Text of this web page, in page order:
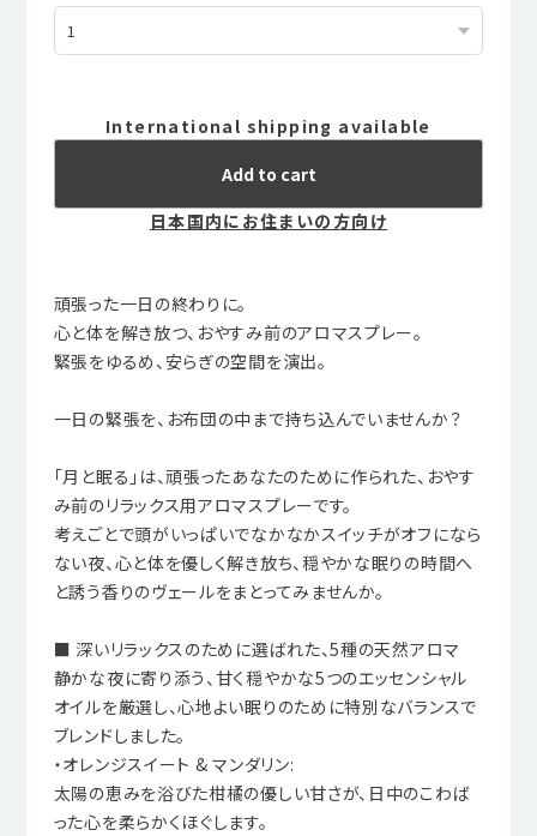
International shipping available
Add to cart
日本国内にお住まいの方向け
頑張った一日の終わりに。
心と体を解き放つ、おやすみ前のアロマスプレー。
緊張をゆるめ、安らぎの空間を演出。
一日の緊張を、お布団の中まで持ち込んでいませんか？
「月と眠る」は、頑張ったあなたのために作られた、おやす
み前のリラックス用アロマスプレーです。
考えごとで頭がいっぱいでなかなかスイッチがオフになら
ない夜、心と体を優しく解き放ち、穏やかな眠りの時間へ
と誘う香りのヴェールをまとってみませんか。
■ 深いリラックスのために選ばれた、5種の天然アロマ
静かな夜に寄り添う、甘く穏やかな5つのエッセンシャル
オイルを厳選し、心地よい眠りのために特別なバランスで
ブレンドしました。
・オレンジスイート & マンダリン:
太陽の恵みを浴びた柑橘の優しい甘さが、日中のこわば
った心を柔らかくほぐします。